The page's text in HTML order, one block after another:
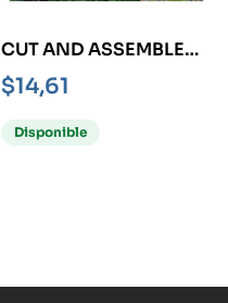
CUT AND ASSEMBLE
AN OL-FASHIONED
TRAIN
$14,61
Disponible